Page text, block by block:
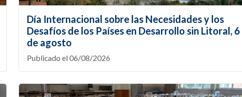
Día Internacional sobre las Necesidades y los
Desafíos de los Países en Desarrollo sin Litoral, 6
de agosto
Publicado el 06/08/2026